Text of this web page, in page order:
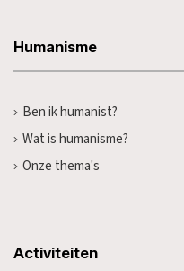
Humanisme
Ben ik humanist?
Wat is humanisme?
Onze thema's
Activiteiten